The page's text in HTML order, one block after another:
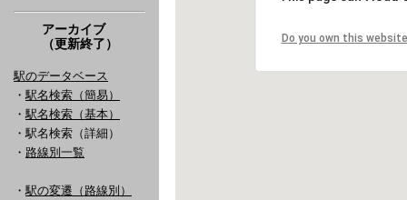
アーカイブ
（更新終了）
駅のデータベース
・ 駅名検索（簡易）
・ 駅名検索（基本）
・駅名検索（詳細）
・ 路線別一覧
・ 駅の変遷（路線別）